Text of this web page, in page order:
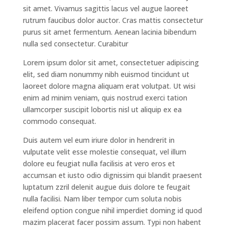
sit amet. Vivamus sagittis lacus vel augue laoreet
rutrum faucibus dolor auctor. Cras mattis consectetur
purus sit amet fermentum. Aenean lacinia bibendum
nulla sed consectetur. Curabitur
Lorem ipsum dolor sit amet, consectetuer adipiscing
elit, sed diam nonummy nibh euismod tincidunt ut
laoreet dolore magna aliquam erat volutpat. Ut wisi
enim ad minim veniam, quis nostrud exerci tation
ullamcorper suscipit lobortis nisl ut aliquip ex ea
commodo consequat.
Duis autem vel eum iriure dolor in hendrerit in
vulputate velit esse molestie consequat, vel illum
dolore eu feugiat nulla facilisis at vero eros et
accumsan et iusto odio dignissim qui blandit praesent
luptatum zzril delenit augue duis dolore te feugait
nulla facilisi. Nam liber tempor cum soluta nobis
eleifend option congue nihil imperdiet doming id quod
mazim placerat facer possim assum. Typi non habent